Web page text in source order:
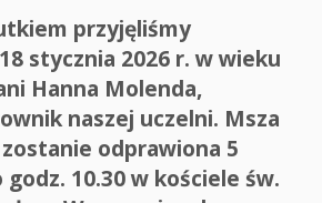
przyjęliśmy
stycznia 2026 r. w wieku
Hanna Molenda,
naszej uczelni. Msza
odprawiona 5
10.30 w kościele św.